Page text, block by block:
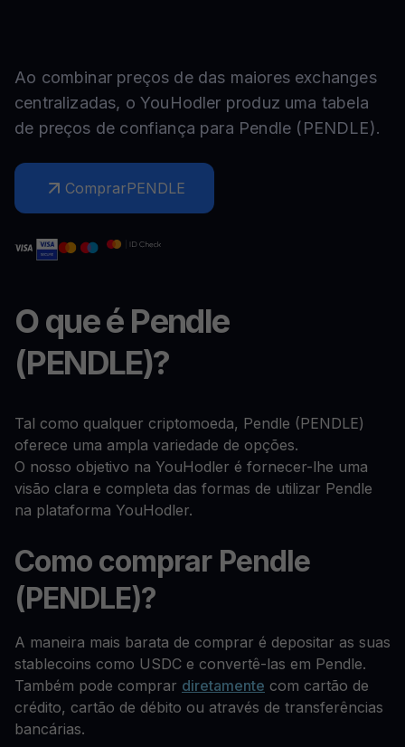
Ao combinar preços de das maiores exchanges
centralizadas, o YouHodler produz uma tabela
de preços de confiança para Pendle (PENDLE).
ComprarPENDLE
O que é Pendle
(PENDLE)?
Tal como qualquer criptomoeda, Pendle (PENDLE)
oferece uma ampla variedade de opções.
O nosso objetivo na YouHodler é fornecer-lhe uma
visão clara e completa das formas de utilizar Pendle
na plataforma YouHodler.
Como comprar Pendle
(PENDLE)?
A maneira mais barata de comprar é depositar as suas
stablecoins como USDC e convertê-las em Pendle.
Também pode comprar diretamente com cartão de
crédito, cartão de débito ou através de transferências
bancárias.